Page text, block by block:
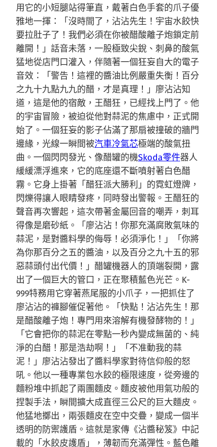
用它的小短腿站得筆直，戴著白色手套的爪子優
雅地一揮：「沒時間了，沾沾先生！宇宙水餃快
要拉肚子了！我們必須在你被醋酸離子炮鎖定前
離開！」話音未落，一股極致尖銳、刺鼻的酸氣
猛地從店門口灌入，伴隨著一個狂妄自大的電子
音效：「警告！這裡的醬油比例嚴重失衡！百分
之九十九點九九的醋，才是真理！」廖沾沾知
道，這是他的宿敵，王醋狂，已經找上門了。他
的宇宙冒險，被迫從他對蒜泥的焦慮中，正式開
始了。一個狂妄的影子佔滿了那扇被撞破的牆門
邊緣，光線一瞬間被汽車冷氣芯極端的酸氣扭
曲。一個閃閃發光、像醋罐的機Skoda零件器人
緩緩漂浮進來，它的底座還不斷噴射著白色醋
霧。它身上掛著「醋狂派大勝利」的霓虹燈牌，
閃爍得讓人眼睛發疼，同時發出警報。王醋狂的
聲音再次響起，這次帶著金屬回音的嘲弄，刺耳
得像是磨砂紙。「廖沾沾！你那充滿腐敗氣味的
蒜泥，是對醬料學的侮辱！必須淨化！」「你將
為你那百分之五的醬油，以及百分之九十五的邪
惡蒜頭付出代價！」醋罐機器人的頂端裂開，露
出了一個巨大的管口，正在聚積藍色光芒。K-
999特務用它穿著燕尾服的小爪子，一把抓住了
廖沾沾的褲腳催促著他。「快點！沾沾先生！那
是醋酸離子炮！專門用來溶解有機發酵物的！」
「它會把你的蒜泥在零點一秒內變成無菌的、純
淨的白醋！那是浩劫啊！」「不准動我的蒜
泥！」廖沾沾發出了醬料學家對待信仰般的怒
吼。他以一種專業包水餃的極限速度，從旁邊的
麵粉堆中抓起了兩團麵皮。麵皮被他用氣功般的
捏製手法，瞬間擴大成直徑三公尺的巨大麵皮。
他猛地擲出，兩張麵皮在空中交疊，變成一個半
透明的防禦護盾。這就是家傳《沾醬秘笈》中記
載的「水餃皮護盾」，薄韌而充滿彈性。藍色離